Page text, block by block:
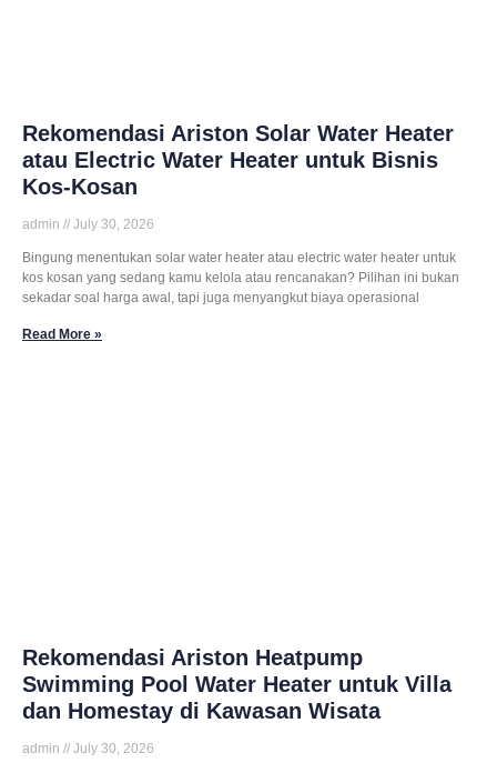
Rekomendasi Ariston Solar Water Heater
atau Electric Water Heater untuk Bisnis
Kos-Kosan
admin July 30, 2026
Bingung menentukan solar water heater atau electric water heater untuk
kos kosan yang sedang kamu kelola atau rencanakan? Pilihan ini bukan
sekadar soal harga awal, tapi juga menyangkut biaya operasional
Read More »
Rekomendasi Ariston Heatpump
Swimming Pool Water Heater untuk Villa
dan Homestay di Kawasan Wisata
admin July 30, 2026